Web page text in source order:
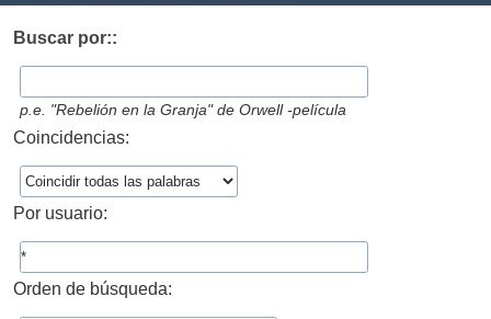
Buscar por::
p.e. "Rebelión en la Granja" de Orwell -película
Coincidencias:
Por usuario:
Orden de búsqueda: